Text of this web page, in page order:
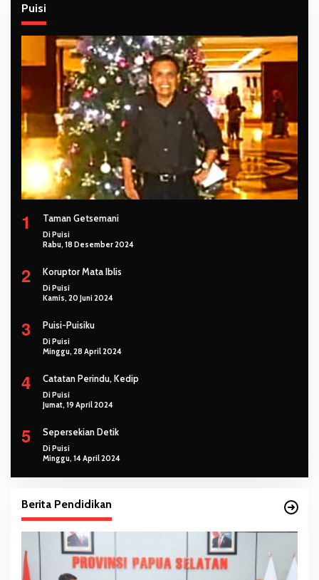
Puisi
1 Taman Getsemani
Di Puisi
Rabu, 18 Desember 2024
2 Koruptor Mata Iblis
Di Puisi
Kamis, 20 Juni 2024
3 Puisi-Puisiku
Di Puisi
Minggu, 28 April 2024
4 Catatan Perindu, Kedip
Di Puisi
Jumat, 19 April 2024
5 Sepersekian Detik
Di Puisi
Minggu, 14 April 2024
Berita Pendidikan